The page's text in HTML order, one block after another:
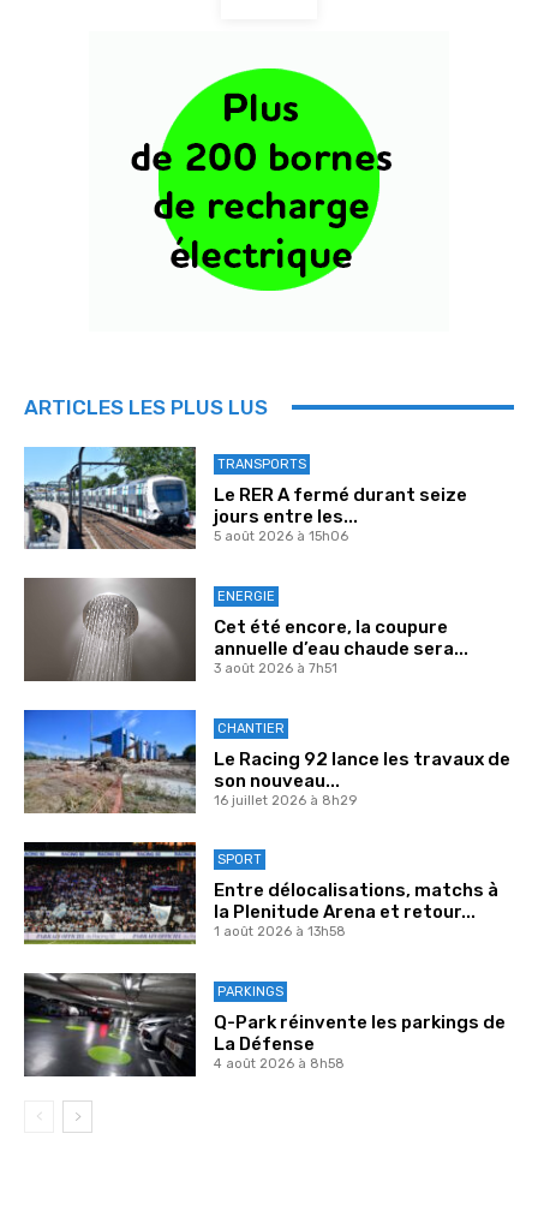
ARTICLES LES PLUS LUS
TRANSPORTS
Le RER A fermé durant seize
jours entre les...
5 août 2026 à 15h06
ENERGIE
Cet été encore, la coupure
annuelle d’eau chaude sera...
3 août 2026 à 7h51
CHANTIER
Le Racing 92 lance les travaux de
son nouveau...
16 juillet 2026 à 8h29
SPORT
Entre délocalisations, matchs à
la Plenitude Arena et retour...
1 août 2026 à 13h58
PARKINGS
Q-Park réinvente les parkings de
La Défense
4 août 2026 à 8h58